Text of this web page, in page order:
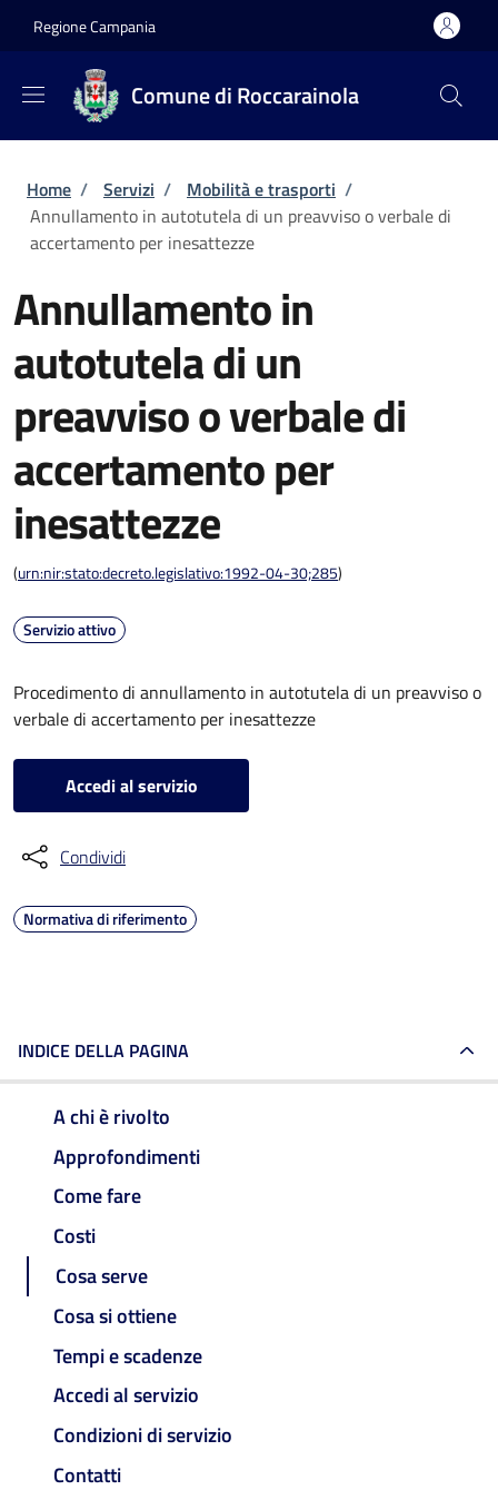
Regione Campania
Comune di Roccarainola
Briciole di pane
Home / Servizi / Mobilità e trasporti /
Annullamento in autotutela di un preavviso o verbale di
accertamento per inesattezze
Annullamento in
autotutela di un
preavviso o verbale di
accertamento per
inesattezze
(urn:nir:stato:decreto.legislativo:1992-04-30;285)
Servizio attivo
Procedimento di annullamento in autotutela di un preavviso o
verbale di accertamento per inesattezze
Accedi al servizio
Condividi
Normativa di riferimento
INDICE DELLA PAGINA
A chi è rivolto
Approfondimenti
Come fare
Costi
Cosa serve
Cosa si ottiene
Tempi e scadenze
Accedi al servizio
Condizioni di servizio
Contatti